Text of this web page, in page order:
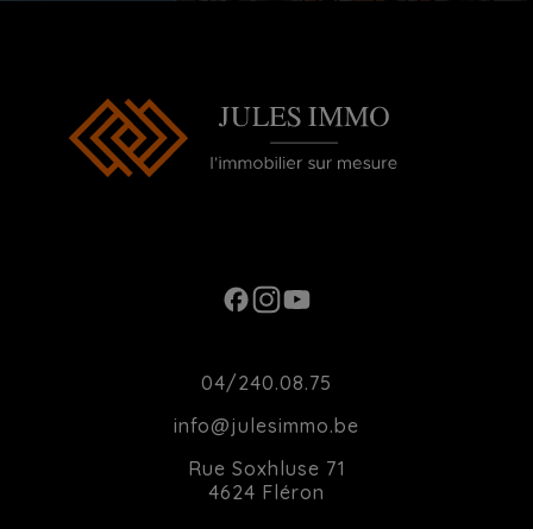
04/240.08.75
info@julesimmo.be
Rue Soxhluse 71
4624 Fléron